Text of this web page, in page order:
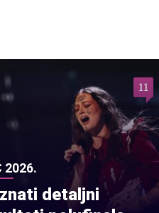
2026.
detaljni
11